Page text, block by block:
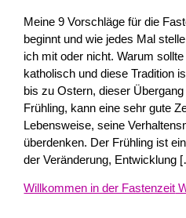
Meine 9 Vorschläge für die
beginnt und wie jedes Mal
ich mit oder nicht. Warum
katholisch und diese Tradition
bis zu Ostern, dieser
Frühling, kann eine sehr gute
Lebensweise, seine
überdenken. Der Frühling ist
der Veränderung, Entwicklung
Willkommen in der Fastenzeit